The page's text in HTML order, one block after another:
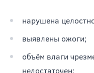
нарушена
выявлены ожоги;
объём влаги
недостаточен;